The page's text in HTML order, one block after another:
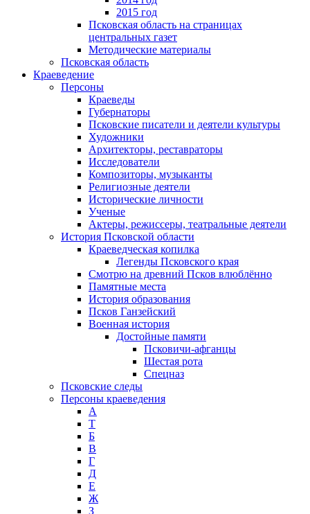
2015 год
Псковская область на страницах
центральных газет
Методические материалы
Псковская область
Краеведение
Персоны
Краеведы
Губернаторы
Псковские писатели и деятели культуры
Художники
Архитекторы, реставраторы
Исследователи
Композиторы, музыканты
Религиозные деятели
Исторические личности
Ученые
Актеры, режиссеры, театральные деятели
История Псковской области
Краеведческая копилка
Легенды Псковского края
Смотрю на древний Псков влюблённо
Памятные места
История образования
Псков Ганзейский
Военная история
Достойные памяти
Псковичи-афганцы
Шестая рота
Спецназ
Псковские следы
Персоны краеведения
А
T
Б
В
Г
Д
Е
Ж
З